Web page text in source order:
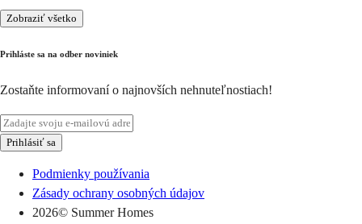
Zobraziť všetko
Prihláste sa na odber noviniek
Zostaňte informovaní o najnovších nehnuteľnostiach!
Prihlásiť sa
Podmienky používania
Zásady ochrany osobných údajov
2026© Summer Homes